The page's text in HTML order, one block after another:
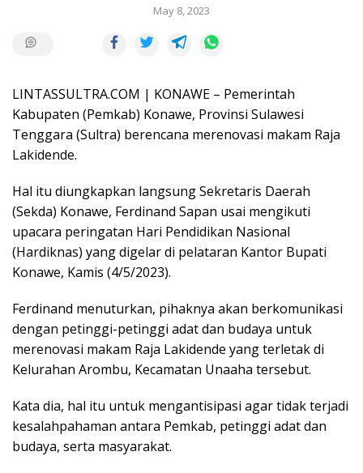
May 8, 2023
LINTASSULTRA.COM | KONAWE – Pemerintah
Kabupaten (Pemkab) Konawe, Provinsi Sulawesi
Tenggara (Sultra) berencana merenovasi makam Raja
Lakidende.
Hal itu diungkapkan langsung Sekretaris Daerah
(Sekda) Konawe, Ferdinand Sapan usai mengikuti
upacara peringatan Hari Pendidikan Nasional
(Hardiknas) yang digelar di pelataran Kantor Bupati
Konawe, Kamis (4/5/2023).
Ferdinand menuturkan, pihaknya akan berkomunikasi
dengan petinggi-petinggi adat dan budaya untuk
merenovasi makam Raja Lakidende yang terletak di
Kelurahan Arombu, Kecamatan Unaaha tersebut.
Kata dia, hal itu untuk mengantisipasi agar tidak terjadi
kesalahpahaman antara Pemkab, petinggi adat dan
budaya, serta masyarakat.